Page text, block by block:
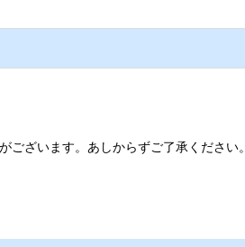
ざいます。あしからずご了承ください。